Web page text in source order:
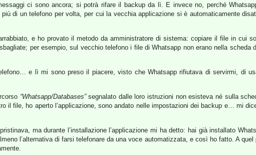
ci sono ancora; si potrà rifare il backup da lì. E invece no, perché
di un telefono per volta, per cui la vecchia applicazione si è automaticamente
e ho provato il metodo da amministratore di sistema: copiare il file in cui
per esempio, sul vecchio telefono i file di Whatsapp non erano nella scheda
e lì mi sono preso il piacere, visto che Whatsapp rifiutava di servirmi, di
“Whatsapp/Databases”segnalato dalle loro istruzioni non esisteva né sulla
il file, ho aperto l’applicazione, sono andato nelle impostazioni dei backup e… mi
ma durante l’installazione l’applicazione mi ha detto: hai già installato
l’alternativa di farsi telefonare da una voce automatizzata, e così ho fatto. A quel